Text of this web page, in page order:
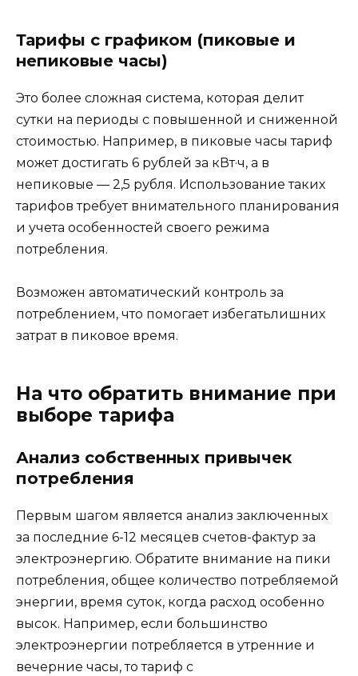
Тарифы с графиком (пиковые и
непиковые часы)
Это более сложная система, которая делит
сутки на периоды с повышенной и сниженной
стоимостью. Например, в пиковые часы тариф
может достигать 6 рублей за кВт·ч, а в
непиковые — 2,5 рубля. Использование таких
тарифов требует внимательного планирования
и учета особенностей своего режима
потребления.
Возможен автоматический контроль за
потреблением, что помогает избегатьлишних
затрат в пиковое время.
На что обратить внимание при
выборе тарифа
Анализ собственных привычек
потребления
Первым шагом является анализ заключенных
за последние 6-12 месяцев счетов-фактур за
электроэнергию. Обратите внимание на пики
потребления, общее количество потребляемой
энергии, время суток, когда расход особенно
высок. Например, если большинство
электроэнергии потребляется в утренние и
вечерние часы, то тариф с